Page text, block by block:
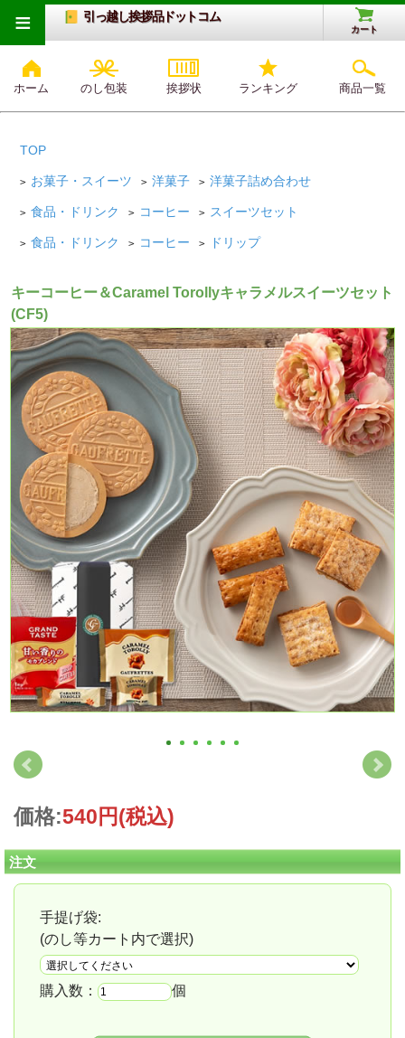
引っ越し挨拶品ドットコム
カート
ホーム のし包装 挨拶状 ランキング 商品一覧
≡
TOP
> お菓子・スイーツ > 洋菓子 > 洋菓子詰め合わせ
> 食品・ドリンク > コーヒー > スイーツセット
> 食品・ドリンク > コーヒー > ドリップ
キーコーヒー＆Caramel Torollyキャラメルスイーツセット
(CF5)
価格:540円(税込)
注文
手提げ袋:
(のし等カート内で選択)
購入数： 個